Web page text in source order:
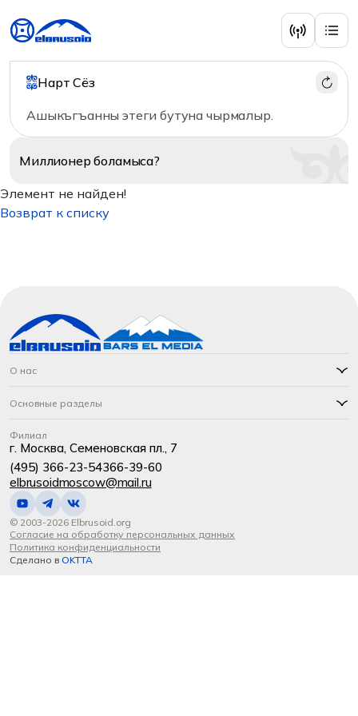
Нарт Сёз
Ашыкъгъанны этеги бутуна чырмалыр.
Миллионерболамыса?
Элемент не найден!
Возврат к списку
О нас
Основные разделы
Филиал
г. Москва, Семеновская пл., 7
(495) 366-23-54366-39-60
elbrusoidmoscow@mail.ru
© 2003-2026 Elbrusoid.org
Согласие на обработку персональных данных
Политика конфиденциальности
Сделано в OKTTA